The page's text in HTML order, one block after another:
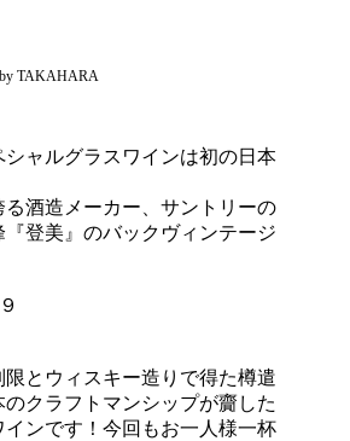
by TAKAHARA
シャルグラスワインは初の日本
る酒造メーカー、サントリーの
『登美』のバックヴィンテージ
とウィスキー造りで得た樽遣
クラフトマンシップが齎した
ンです！今回もお一人様一杯